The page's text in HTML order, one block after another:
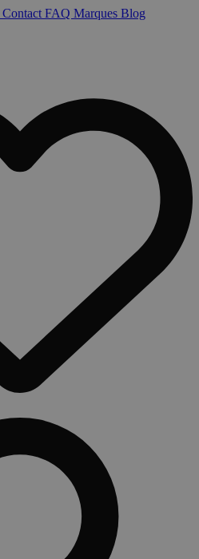
Contact FAQ Marques Blog